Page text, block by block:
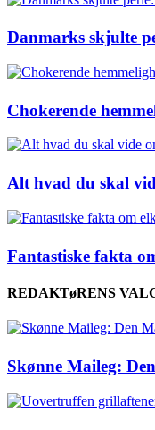
Danmarks skjulte
Chokerende
Alt hvad du skal
Fantastiske fakta
REDAKTøRENS
Skønne Maileg: